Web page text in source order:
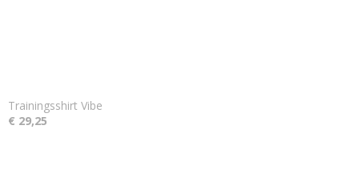
Trainingsshirt Vibe
€ 29,25